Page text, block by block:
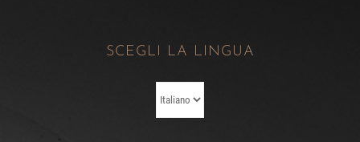
SCEGLI LA LINGUA